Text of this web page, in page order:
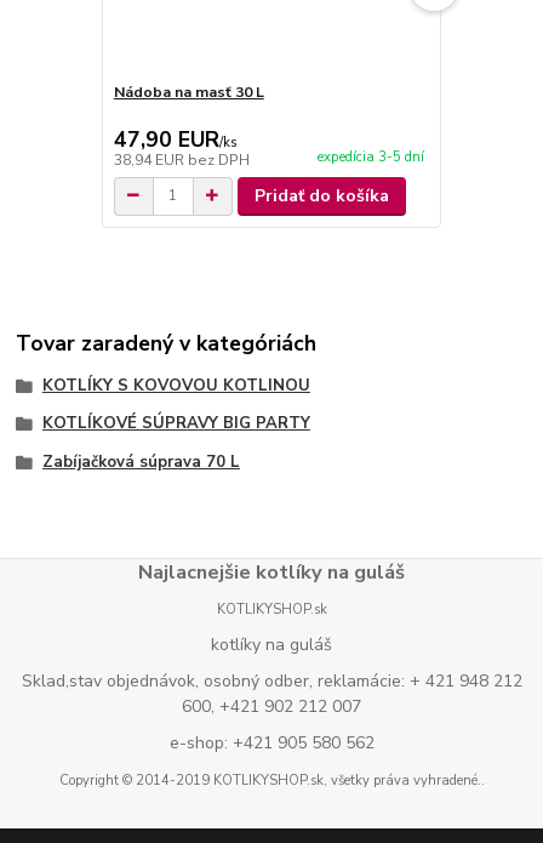
Nádoba na masť 30 L
47,90 EUR/ks
38,94 EUR bez DPH expedícia 3-5 dní
Pridať do košíka
Tovar zaradený v kategóriách
KOTLÍKY S KOVOVOU KOTLINOU
KOTLÍKOVÉ SÚPRAVY BIG PARTY
Zabíjačková súprava 70 L
Najlacnejšie kotlíky na guláš
KOTLIKYSHOP.sk
kotlíky na guláš
Sklad,stav objednávok, osobný odber, reklamácie: + 421 948 212
600, +421 902 212 007
e-shop: +421 905 580 562
Copyright © 2014-2019 KOTLIKYSHOP.sk, všetky práva vyhradené..